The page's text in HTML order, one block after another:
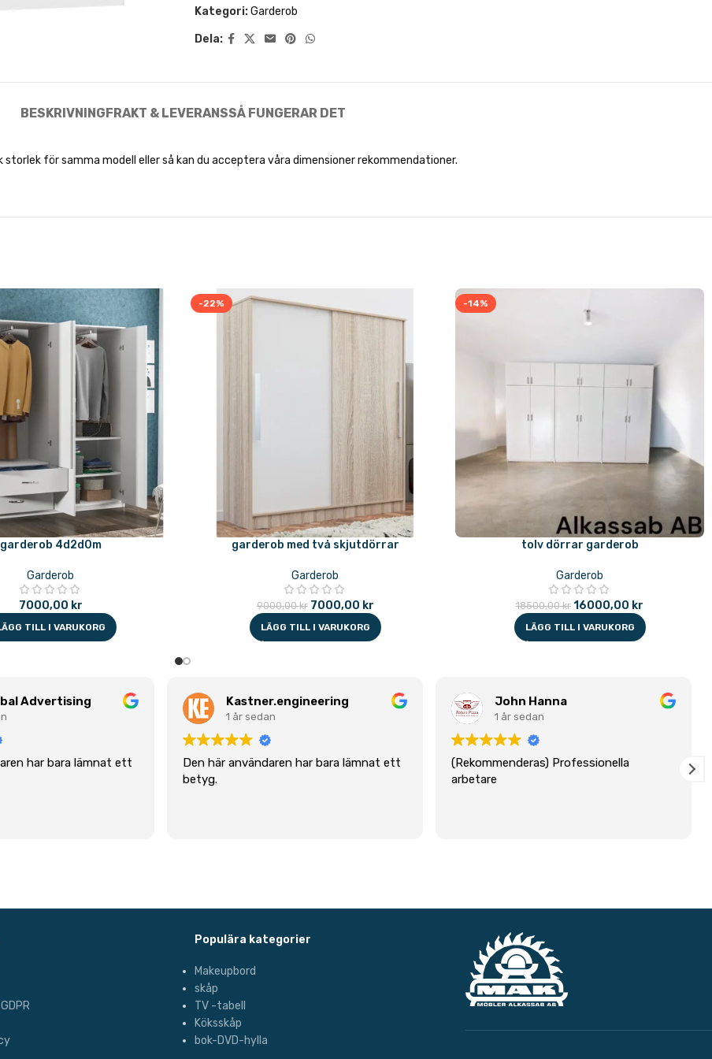
Kategori:Garderob
Dela:
BESKRIVNINGFRAKT & LEVERANSSÅ FUNGERAR DET
för samma modell eller så kan du acceptera våra dimensioner rekommendationer.
garderob 4d2d0m
Garderob
7000,00 kr
TILL I VARUKORG
-22%
garderob med två skjutdörrar
Garderob
9000,00kr 7000,00 kr
LÄGG TILL I VARUKORG
-14%
tolv dörrar garderob
Garderob
18500,00kr 16000,00 kr
LÄGG TILL I VARUKORG
Advertising
har bara lämnat ett
Kastner.engineering
1 år sedan
Den här användaren har bara lämnat ett
betyg.
John Hanna
1 år sedan
(Rekommenderas) Professionella
arbetare
Populära kategorier
Makeupbord
skåp
TV -tabell
Köksskåp
bok-DVD-hylla